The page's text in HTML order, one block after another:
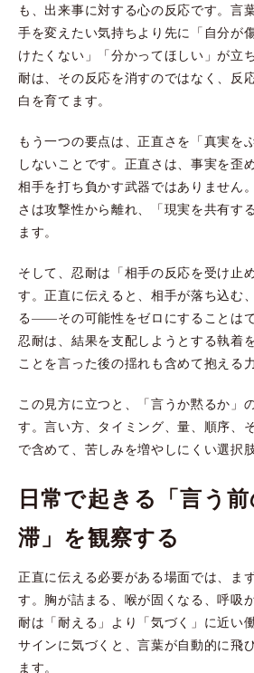
も、出来事に対する心の反応です。言
手を変えたい気持ちより先に「自分が
けたくない」「分かってほしい」が立
耐は、その反応を消すのではなく、反
白を育てます。
もう一つの要点は、正直さを「真実を
しないことです。正直さは、事実を歪
相手を打ち負かす武器ではありません
さは攻撃性から離れ、「現実を共有す
ます。
そして、忍耐は「相手の反応を受け止
す。正直に伝えると、相手が落ち込む
る——その可能性をゼロにすることは
忍耐は、結果を支配しようとする執着
ことを言った後の揺れも含めて抱える
この見方に立つと、「言うか黙るか」
す。言い方、タイミング、量、順序、
で含めて、苦しみを増やしにくい選択
日常で起きる「言う
滞」を観察する
正直に伝える必要がある場面では、ま
す。胸が詰まる、喉が固くなる、呼吸
耐は「耐える」より「気づく」に近い
サインに気づくと、言葉が自動的に飛
ます。